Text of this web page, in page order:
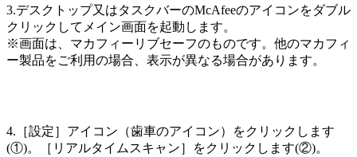
3.デスクトップ又はタスクバーのMcAfeeのアイコンをダブル
クリックしてメイン画面を起動します。
※画面は、マカフィーリブセーフのものです。他のマカフィ
ー製品をご利用の場合、表示が異なる場合があります。
4.［設定］アイコン（歯車のアイコン）をクリックします
(①)。［リアルタイムスキャン］をクリックします(②)。